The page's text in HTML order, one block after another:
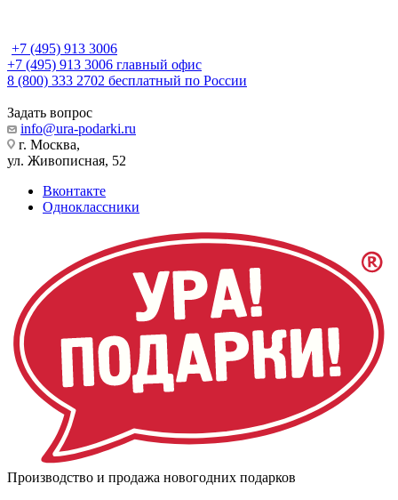
+7 (495) 913 3006
+7 (495) 913 3006 главный офис
8 (800) 333 2702 бесплатный по России
Задать вопрос
info@ura-podarki.ru
г. Москва,
ул. Живописная, 52
Вконтакте
Одноклассники
Производство и продажа новогодних подарков